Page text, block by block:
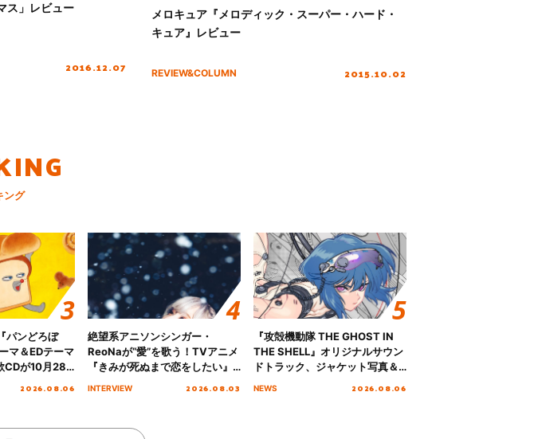
ス」レビュー
2016.12.07
メロキュア『メロディック・スーパー・ハード・
キュア』レビュー
REVIEW&COLUMN 2015.10.02
ング
パンどろぼ
マ＆EDテーマ
CDが10月28
2026.08.06
絶望系アニソンシンガー・
ReoNaが“愛”を歌う！TVアニメ
『きみが死ぬまで恋をしたい』
INTERVIEW 2026.08.03
『攻殻機動隊 THE GHOST IN
THE SHELL』オリジナルサウン
ドトラック、ジャケット写真＆
NEWS 2026.08.06